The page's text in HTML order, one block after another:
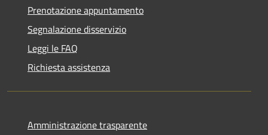
Prenotazione appuntamento
Segnalazione disservizio
Leggi le FAQ
Richiesta assistenza
Amministrazione trasparente